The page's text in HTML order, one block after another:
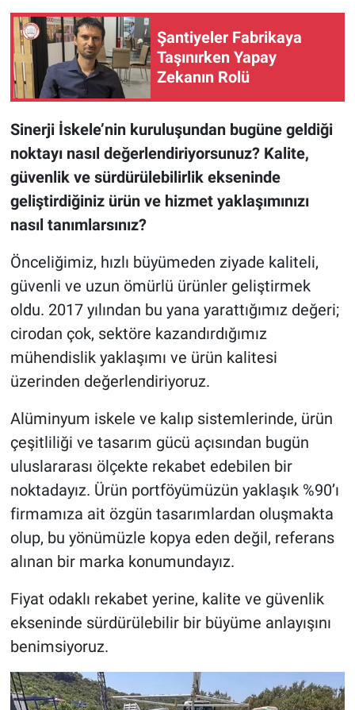
Şantiyeler Fabrikaya
Taşınırken Yapay
Zekanın Rolü
Sinerji İskele’nin kuruluşundan bugüne geldiği
noktayı nasıl değerlendiriyorsunuz? Kalite,
güvenlik ve sürdürülebilirlik ekseninde
geliştirdiğiniz ürün ve hizmet yaklaşımınızı
nasıl tanımlarsınız?
Önceliğimiz, hızlı büyümeden ziyade kaliteli,
güvenli ve uzun ömürlü ürünler geliştirmek
oldu. 2017 yılından bu yana yarattığımız değeri;
cirodan çok, sektöre kazandırdığımız
mühendislik yaklaşımı ve ürün kalitesi
üzerinden değerlendiriyoruz.
Alüminyum iskele ve kalıp sistemlerinde, ürün
çeşitliliği ve tasarım gücü açısından bugün
uluslararası ölçekte rekabet edebilen bir
noktadayız. Ürün portföyümüzün yaklaşık %90’ı
firmamıza ait özgün tasarımlardan oluşmakta
olup, bu yönümüzle kopya eden değil, referans
alınan bir marka konumundayız.
Fiyat odaklı rekabet yerine, kalite ve güvenlik
ekseninde sürdürülebilir bir büyüme anlayışını
benimsiyoruz.